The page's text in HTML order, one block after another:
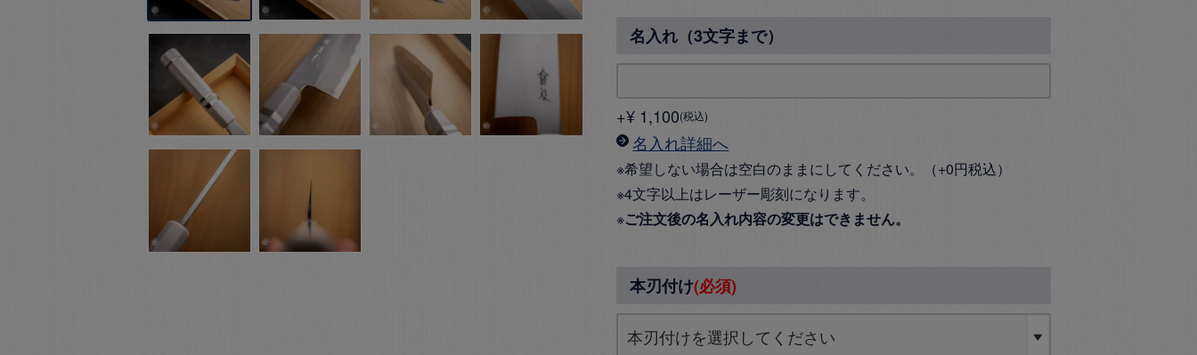
名入れ（3文字まで）
+¥ 1,100 税込
名入れ詳細へ
※希望しない場合は空白のままにしてください。（+0円税込）
※4文字以上はレーザー彫刻になります。
※ご注文後の名入れ内容の変更はできません。
本刃付け(必須)